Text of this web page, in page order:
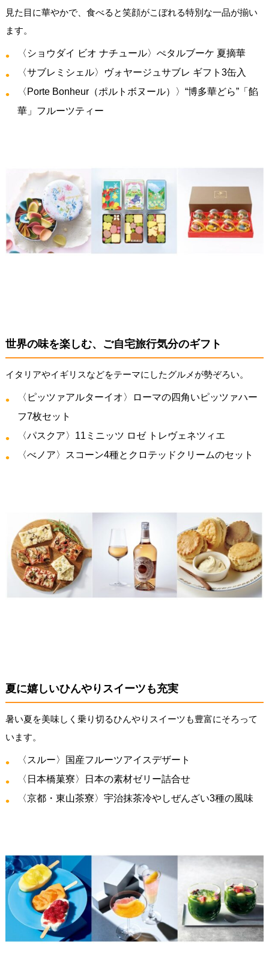
見た目に華やかで、食べると笑顔がこぼれる特別な一品が揃い
ます。
〈ショウダイ ビオ ナチュール〉ぺタルブーケ 夏摘華
〈サブレミシェル〉ヴォヤージュサブレ ギフト3缶入
〈Porte Bonheur（ポルトボヌール）〉“博多華どら”「餡
華」フルーツティー
世界の味を楽しむ、ご自宅旅行気分のギフト
イタリアやイギリスなどをテーマにしたグルメが勢ぞろい。
〈ピッツァアルターイオ〉ローマの四角いピッツァハー
フ7枚セット
〈パスクア〉11ミニッツ ロゼ トレヴェネツィエ
〈べノア〉スコーン4種とクロテッドクリームのセット
夏に嬉しいひんやりスイーツも充実
暑い夏を美味しく乗り切るひんやりスイーツも豊富にそろって
います。
〈スルー〉国産フルーツアイスデザート
〈日本橋菓寮〉日本の素材ゼリー詰合せ
〈京都・東山茶寮〉宇治抹茶冷やしぜんざい3種の風味